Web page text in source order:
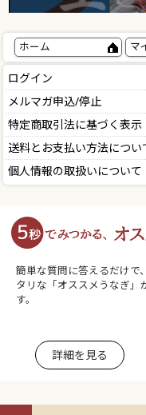
ホーム マ
ログイン
メルマガ申込/停止
特定商取引法に基づく表示
送料とお支払い方法につい
個人情報の取扱いについて
簡単な質問に答えるだけで
タリな「オススメうなぎ」
す。
詳細を見る